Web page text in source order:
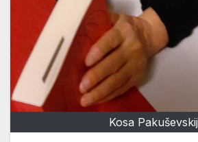
Kosa Pakuševskij